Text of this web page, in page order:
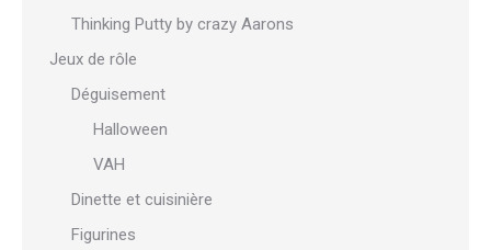
Thinking Putty by crazy Aarons
Jeux de rôle
Déguisement
Halloween
VAH
Dinette et cuisinière
Figurines